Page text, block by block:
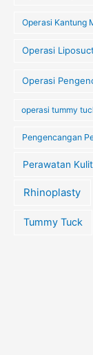
Operasi Kantung
Operasi
Operasi
operasi tummy
Pengencangan
Perawatan Kulit
Rhinoplasty
Tummy Tuck